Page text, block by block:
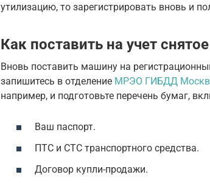
утилизацию, то зарегистрировать вновь и
Как поставить на учет
Вновь поставить машину на
запишитесь в отделение МРЭО ГИБДД
например, и подготовьте перечень бумаг,
Ваш паспорт.
ПТС и СТС транспортного средства.
Договор купли-продажи.